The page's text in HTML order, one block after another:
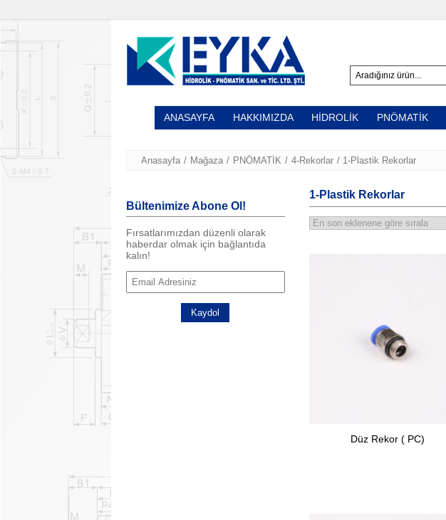
ANASAYFA HAKKIMIZDA HİDROLİK
YARDIMCI EKIPMANLAR
PNÖMATİK
REKORLAR
Anasayfa / Mağaza / PNÖMATİK / 4-Rekorlar / 1-Plastik Rekorlar
1-Plastik Rekorlar
Düz Rekor ( PC)
Bültenimize Abone Ol!
Fırsatlarımızdan düzenli olarak
haberdar olmak için bağlantıda
kalın!